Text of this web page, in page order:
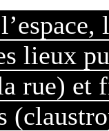
lieux
rue) et